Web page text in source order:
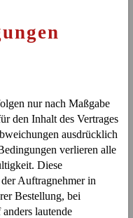
nur nach Maßgabe
den Inhalt des Vertrages
ausdrücklich
verlieren alle
Diese
Auftragnehmer in
Bestellung, bei
lautende